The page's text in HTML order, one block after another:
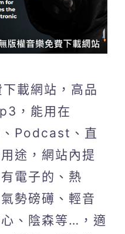
載網站，高品
，能用在
Podcast、直
途，網站內提
電子的、熱
勢磅礡、輕音
、陰森等…，適